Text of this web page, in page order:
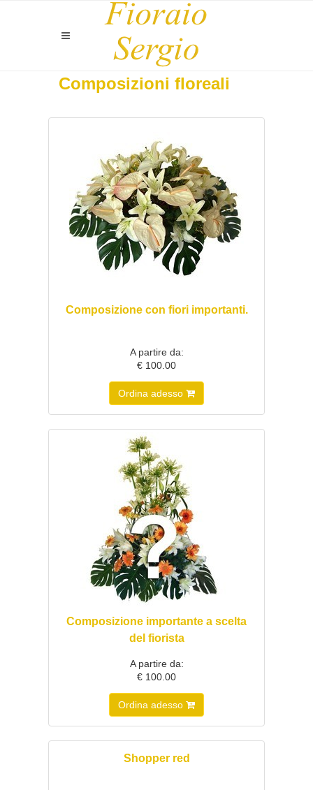
Composizioni floreali
Composizione con fiori importanti.
A partire da:
€ 100.00
Ordina adesso
Composizione importante a scelta
del fiorista
A partire da:
€ 100.00
Ordina adesso
Shopper red